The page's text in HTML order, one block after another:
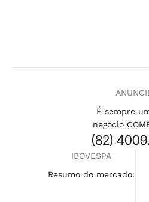
É sempre
negócio
(82)
IBOVESPA
Resumo do mercado: